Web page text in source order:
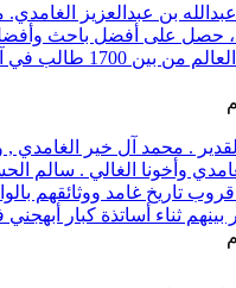
بن عبدالعزيز
حصل على أفضل باحث
مستوى العالم من
القدير . محمد آل خير
وأخونا الغالي . سالم
تاريخ غامد ووثائقهم
ثناء أساتذة كبار أبهجني